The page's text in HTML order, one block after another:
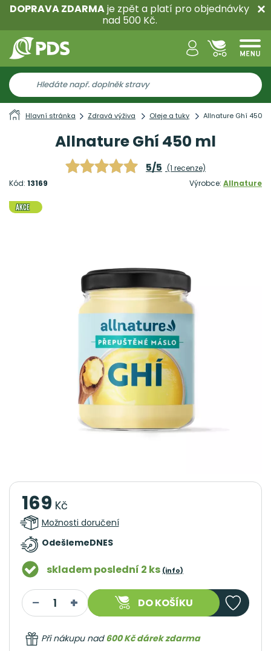
DOPRAVA ZDARMAje zpět a platí pro objednávky
nad 500 Kč.
Hlavní stránka Zdravá výživa Oleje a tuky Allnature Ghí 450
Allnature Ghí 450 ml
5/5 (1 recenze)
Kód: 13169 Výrobce: Allnature
AKCE
169 Kč
Možnosti doručení
OdešlemeDNES
skladem poslední 2 ks (info)
DO KOŠÍKU
Při nákupu nad600 Kč dárek zdarma